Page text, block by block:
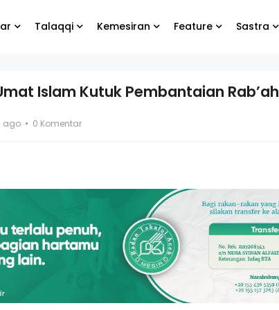
Talaqqi Kemesiran Feature Sastra
Biarlah yang lain
Islam Kutuk Pembantaian Rab’ah
ago 0 Komentar